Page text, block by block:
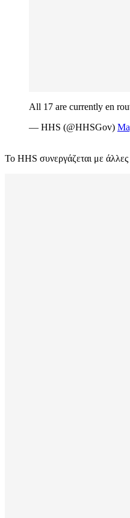
All 17 are currently en
— HHS (@HHSGov)
Το HHS συνεργάζεται με άλλες